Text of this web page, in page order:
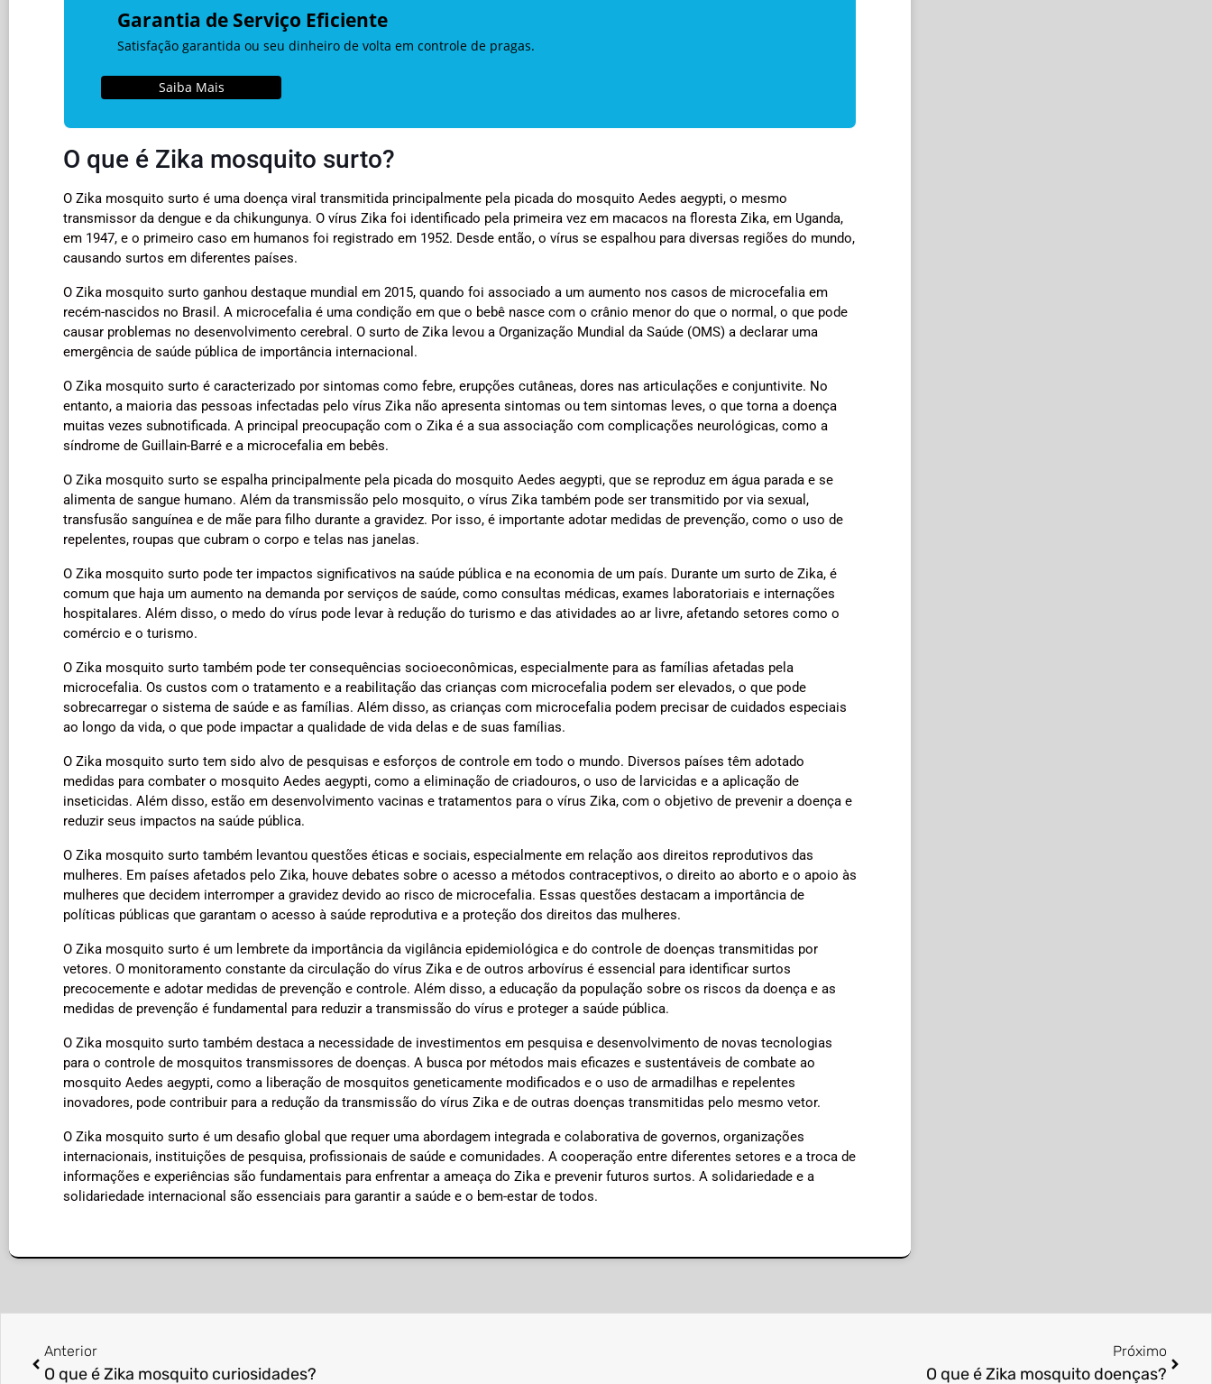
Garantia de Serviço Eficiente
Satisfação garantida ou seu dinheiro de volta em controle de pragas.
Saiba Mais
O que é Zika mosquito surto?
O Zika mosquito surto é uma doença viral transmitida principalmente pela picada do mosquito Aedes aegypti, o mesmo
transmissor da dengue e da chikungunya. O vírus Zika foi identificado pela primeira vez em macacos na floresta Zika, em Uganda,
em 1947, e o primeiro caso em humanos foi registrado em 1952. Desde então, o vírus se espalhou para diversas regiões do mundo,
causando surtos em diferentes países.
O Zika mosquito surto ganhou destaque mundial em 2015, quando foi associado a um aumento nos casos de microcefalia em
recém-nascidos no Brasil. A microcefalia é uma condição em que o bebê nasce com o crânio menor do que o normal, o que pode
causar problemas no desenvolvimento cerebral. O surto de Zika levou a Organização Mundial da Saúde (OMS) a declarar uma
emergência de saúde pública de importância internacional.
O Zika mosquito surto é caracterizado por sintomas como febre, erupções cutâneas, dores nas articulações e conjuntivite. No
entanto, a maioria das pessoas infectadas pelo vírus Zika não apresenta sintomas ou tem sintomas leves, o que torna a doença
muitas vezes subnotificada. A principal preocupação com o Zika é a sua associação com complicações neurológicas, como a
síndrome de Guillain-Barré e a microcefalia em bebês.
O Zika mosquito surto se espalha principalmente pela picada do mosquito Aedes aegypti, que se reproduz em água parada e se
alimenta de sangue humano. Além da transmissão pelo mosquito, o vírus Zika também pode ser transmitido por via sexual,
transfusão sanguínea e de mãe para filho durante a gravidez. Por isso, é importante adotar medidas de prevenção, como o uso de
repelentes, roupas que cubram o corpo e telas nas janelas.
O Zika mosquito surto pode ter impactos significativos na saúde pública e na economia de um país. Durante um surto de Zika, é
comum que haja um aumento na demanda por serviços de saúde, como consultas médicas, exames laboratoriais e internações
hospitalares. Além disso, o medo do vírus pode levar à redução do turismo e das atividades ao ar livre, afetando setores como o
comércio e o turismo.
O Zika mosquito surto também pode ter consequências socioeconômicas, especialmente para as famílias afetadas pela
microcefalia. Os custos com o tratamento e a reabilitação das crianças com microcefalia podem ser elevados, o que pode
sobrecarregar o sistema de saúde e as famílias. Além disso, as crianças com microcefalia podem precisar de cuidados especiais
ao longo da vida, o que pode impactar a qualidade de vida delas e de suas famílias.
O Zika mosquito surto tem sido alvo de pesquisas e esforços de controle em todo o mundo. Diversos países têm adotado
medidas para combater o mosquito Aedes aegypti, como a eliminação de criadouros, o uso de larvicidas e a aplicação de
inseticidas. Além disso, estão em desenvolvimento vacinas e tratamentos para o vírus Zika, com o objetivo de prevenir a doença e
reduzir seus impactos na saúde pública.
O Zika mosquito surto também levantou questões éticas e sociais, especialmente em relação aos direitos reprodutivos das
mulheres. Em países afetados pelo Zika, houve debates sobre o acesso a métodos contraceptivos, o direito ao aborto e o apoio às
mulheres que decidem interromper a gravidez devido ao risco de microcefalia. Essas questões destacam a importância de
políticas públicas que garantam o acesso à saúde reprodutiva e a proteção dos direitos das mulheres.
O Zika mosquito surto é um lembrete da importância da vigilância epidemiológica e do controle de doenças transmitidas por
vetores. O monitoramento constante da circulação do vírus Zika e de outros arbovírus é essencial para identificar surtos
precocemente e adotar medidas de prevenção e controle. Além disso, a educação da população sobre os riscos da doença e as
medidas de prevenção é fundamental para reduzir a transmissão do vírus e proteger a saúde pública.
O Zika mosquito surto também destaca a necessidade de investimentos em pesquisa e desenvolvimento de novas tecnologias
para o controle de mosquitos transmissores de doenças. A busca por métodos mais eficazes e sustentáveis de combate ao
mosquito Aedes aegypti, como a liberação de mosquitos geneticamente modificados e o uso de armadilhas e repelentes
inovadores, pode contribuir para a redução da transmissão do vírus Zika e de outras doenças transmitidas pelo mesmo vetor.
O Zika mosquito surto é um desafio global que requer uma abordagem integrada e colaborativa de governos, organizações
internacionais, instituições de pesquisa, profissionais de saúde e comunidades. A cooperação entre diferentes setores e a troca de
informações e experiências são fundamentais para enfrentar a ameaça do Zika e prevenir futuros surtos. A solidariedade e a
solidariedade internacional são essenciais para garantir a saúde e o bem-estar de todos.
Anterior
O que é Zika mosquito curiosidades?
Próximo
O que é Zika mosquito doenças?